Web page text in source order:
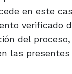
en este
verificado
del
las presentes